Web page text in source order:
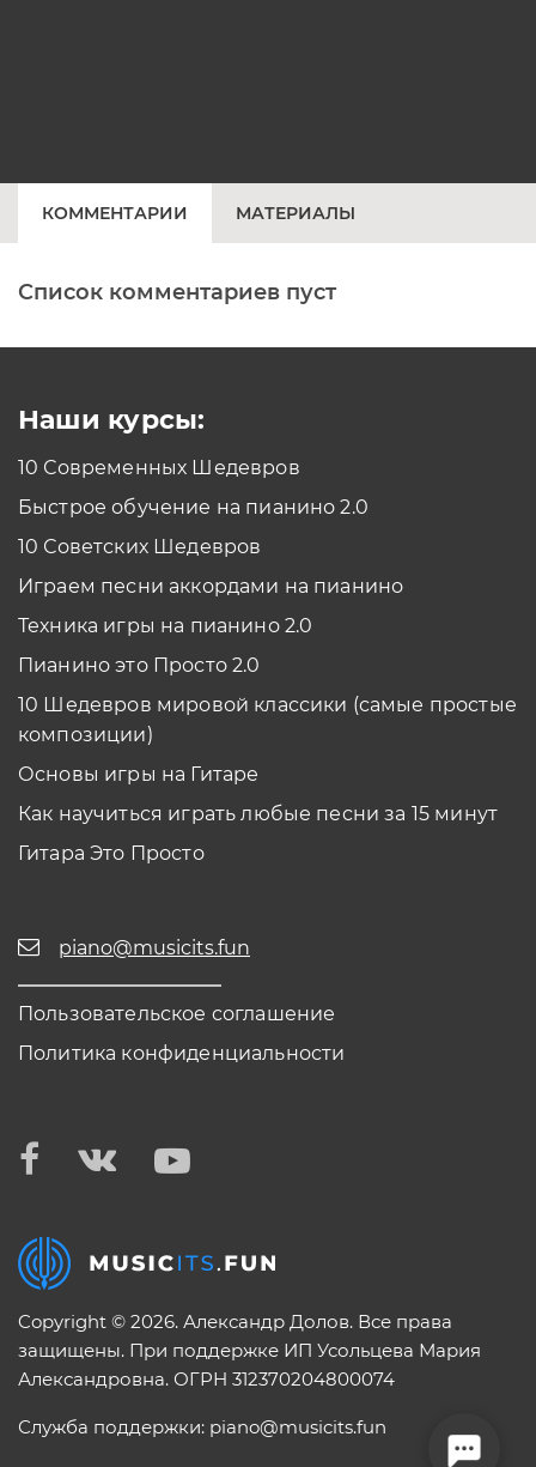
КОММЕНТАРИИ МАТЕРИАЛЫ
Список комментариев пуст
Наши курсы:
10 Современных Шедевров
Быстрое обучение на пианино 2.0
10 Советских Шедевров
Играем песни аккордами на пианино
Техника игры на пианино 2.0
Пианино это Просто 2.0
10 Шедевров мировой классики (самые простые
композиции)
Основы игры на Гитаре
Как научиться играть любые песни за 15 минут
Гитара Это Просто
piano@musicits.fun
Пользовательское соглашение
Политика конфиденциальности
Copyright © 2026. Александр Долов. Все права
защищены. При поддержке ИП Усольцева Мария
Александровна. ОГРН 312370204800074
Служба поддержки: piano@musicits.fun